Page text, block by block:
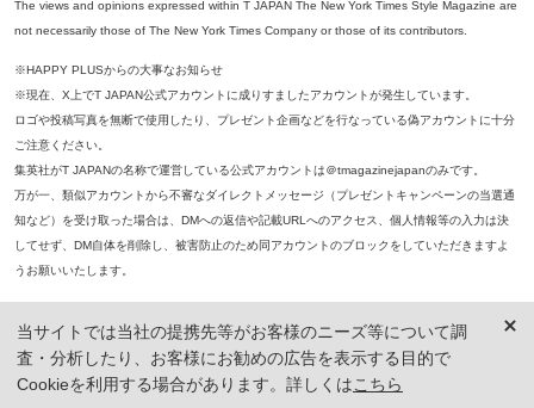
The views and opinions expressed within T JAPAN The New York Times Style Magazine are
not necessarily those of The New York Times Company or those of its contributors.
※HAPPY PLUSからの大事なお知らせ
※現在、X上でT JAPAN公式アカウントに成りすましたアカウントが発生しています。
ロゴや投稿写真を無断で使用したり、プレゼント企画などを行なっている偽アカウントに十分
ご注意ください。
集英社がT JAPANの名称で運営している公式アカウントは＠tmagazinejapanのみです。
万が一、類似アカウントから不審なダイレクトメッセージ（プレゼントキャンペーンの当選通
知など）を受け取った場合は、DMへの返信や記載URLへのアクセス、個人情報等の入力は決
してせず、DM自体を削除し、被害防止のため同アカウントのブロックをしていただきますよ
うお願いいたします。
※ 掲載商品の価格は、特に記載がないかぎり、「税込価格」で表示しています。ただし、2021年3月18日以前に公開し
た記事については「本体価格（税抜）」での表示となり、 掲載価格には消費税が含まれておりませんのでご注意くだ
当サイトでは当社の提携先等がお客様のニーズ等について調
査・分析したり、お客様にお勧めの広告を表示する目的で
Cookieを利用する場合があります。詳しくはこちら